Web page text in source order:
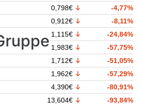
0,798€
-4,77%
0,912€
-8,11%
1,115€
-24,84%
1,983€
-57,75%
1,712€
-51,05%
1,962€
-57,29%
4,390€
-80,91%
13,604€ -93,84%